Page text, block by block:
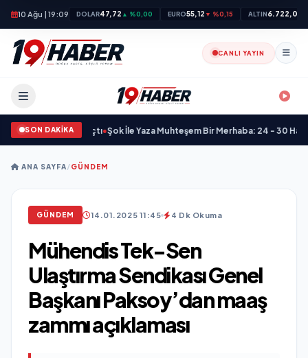
10 Ağu | 19:09 DOLAR47,72 ▲ %0,00 EURO55,12 ▼ %0,15 ALTIN6.722,00
CANLI YAYIN
SON DAKİKA
Kapılarını Açtı Şok İle Yaza Muhteşem Bir Merhaba: 24 - 30 Haziran
ANA SAYFA/GÜNDEM
GÜNDEM 14.01.2025 11:45 4 Dk Okuma
Mühendis Tek-Sen
Ulaştırma Sendikası Genel
Başkanı Paksoy’dan maaş
zammı açıklaması